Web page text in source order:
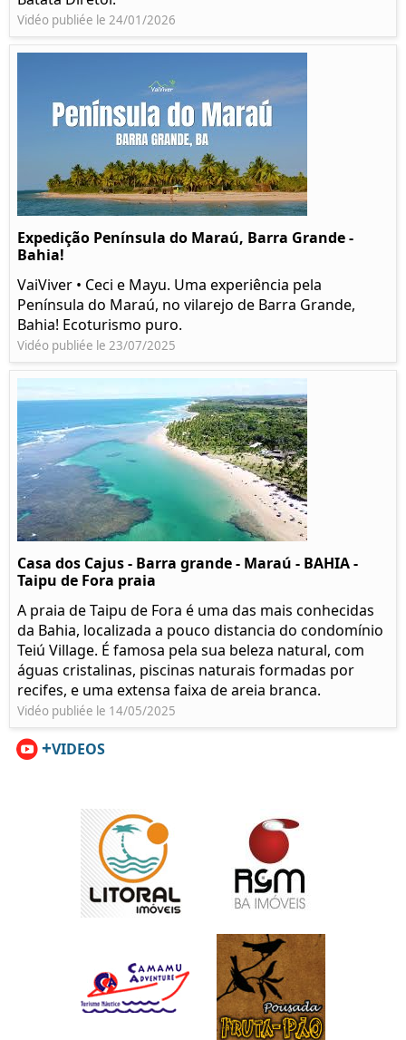
Vidéo publiée le 24/01/2026
Expedição Península do Maraú, Barra Grande -
Bahia!
VaiViver • Ceci e Mayu. Uma experiência pela
Península do Maraú, no vilarejo de Barra Grande,
Bahia! Ecoturismo puro.
Vidéo publiée le 23/07/2025
Casa dos Cajus - Barra grande - Maraú - BAHIA -
Taipu de Fora praia
A praia de Taipu de Fora é uma das mais conhecidas
da Bahia, localizada a pouco distancia do condomínio
Teiú Village. É famosa pela sua beleza natural, com
águas cristalinas, piscinas naturais formadas por
recifes, e uma extensa faixa de areia branca.
Vidéo publiée le 14/05/2025
+VIDEOS